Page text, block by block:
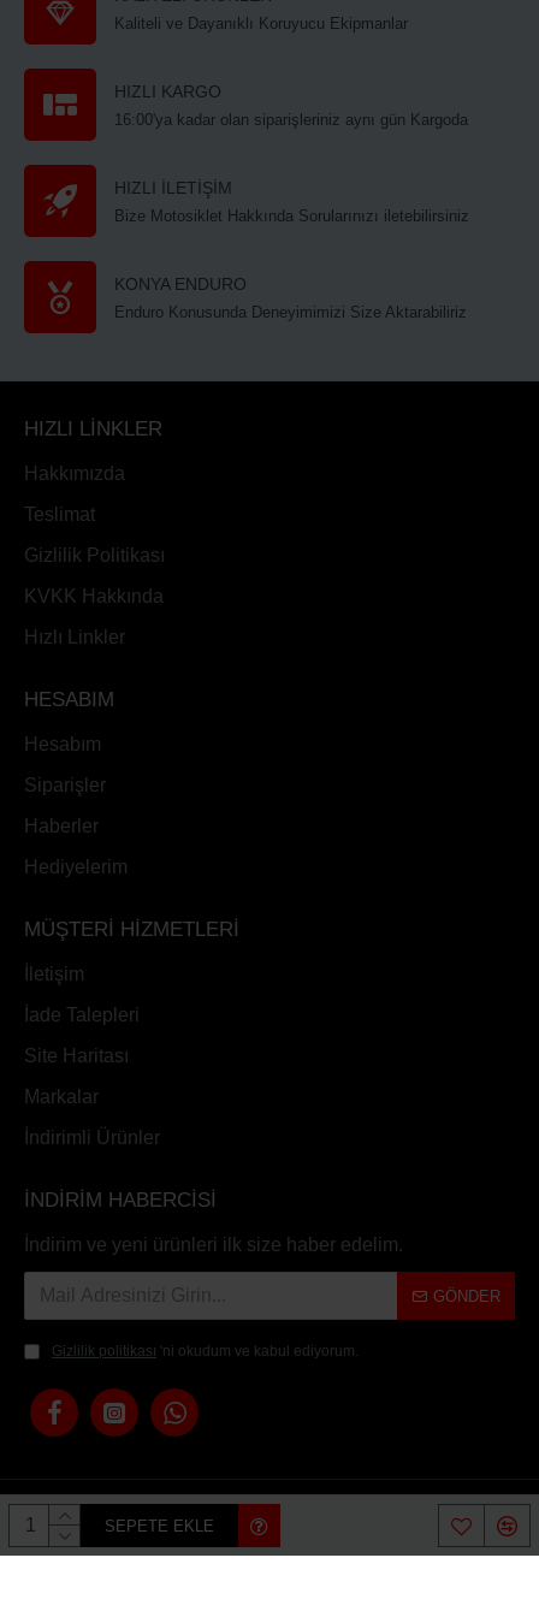
SEPETE EKLE
Kaliteli ve Dayanıklı Koruyucu Ekipmanlar
HIZLI KARGO
16:00'ya kadar olan siparişleriniz aynı gün Kargoda
HIZLI İLETİŞİM
Bize Motosiklet Hakkında Sorularınızı iletebilirsiniz
KONYA ENDURO
Enduro Konusunda Deneyimimizi Size Aktarabiliriz
HIZLI LİNKLER
Hakkımızda
Teslimat
Gizlilik Politikası
KVKK Hakkında
Hızlı Linkler
HESABIM
Hesabım
Siparişler
Haberler
Hediyelerim
MÜŞTERİ HİZMETLERİ
İletişim
İade Talepleri
Site Haritası
Markalar
İndirimli Ürünler
İNDİRİM HABERCİSİ
İndirim ve yeni ürünleri ilk size haber edelim.
GÖNDER
Gizlilik politikası 'ni okudum ve kabul ediyorum.
Copyright © 2023, Moto All Store, Tüm Hakları Saklıdır
Tasarım Mehmet Bağcıvan